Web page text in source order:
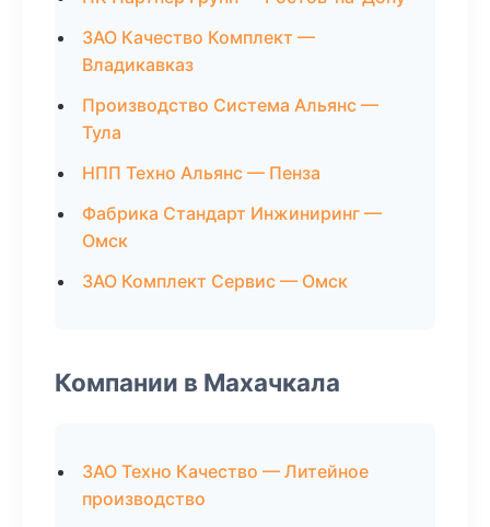
ЗАО Качество Комплект —
Владикавказ
Производство Система Альянс —
Тула
НПП Техно Альянс — Пенза
Фабрика Стандарт Инжиниринг —
Омск
ЗАО Комплект Сервис — Омск
Компании в Махачкала
ЗАО Техно Качество — Литейное
производство